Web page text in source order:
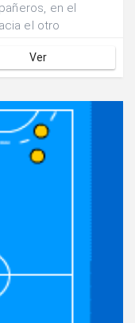
en el
el otro
palmeador una
trata de
Ver